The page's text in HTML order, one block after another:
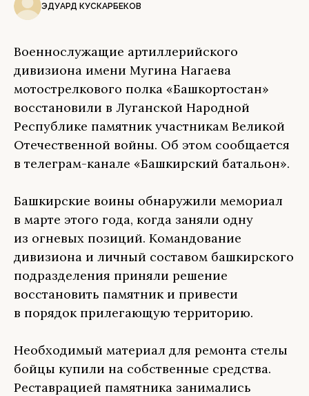
ЭДУАРД КУСКАРБЕКОВ
Военнослужащие артиллерийского
дивизиона имени Мугина Нагаева
мотострелкового полка «Башкортостан»
восстановили в Луганской Народной
Республике памятник участникам Великой
Отечественной войны. Об этом сообщается
в телеграм-канале «Башкирский батальон».
Башкирские воины обнаружили мемориал
в марте этого года, когда заняли одну
из огневых позиций. Командование
дивизиона и личный составом башкирского
подразделения приняли решение
восстановить памятник и привести
в порядок прилегающую территорию.
Необходимый материал для ремонта стелы
бойцы купили на собственные средства.
Реставрацией памятника занимались